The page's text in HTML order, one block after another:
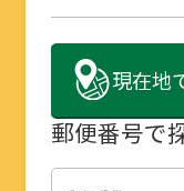
現在地
郵便番号で